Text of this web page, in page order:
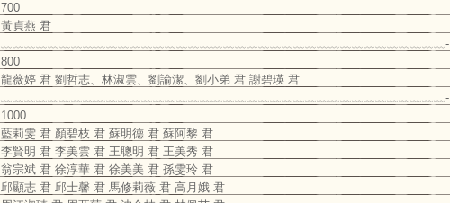
700
黃貞燕 君
﹏﹏﹏﹏﹏﹏﹏﹏﹏﹏﹏﹏﹏﹏﹏﹏﹏﹏﹏﹏﹏﹏﹏﹏﹏﹏﹏﹏﹏﹏﹏﹏﹏﹏﹏﹏﹏﹏-
800
龍薇婷 君 劉哲志、林淑雲、劉諭潔、劉小弟 君 謝碧瑛 君
﹏﹏﹏﹏﹏﹏﹏﹏﹏﹏﹏﹏﹏﹏﹏﹏﹏﹏﹏﹏﹏﹏﹏﹏﹏﹏﹏﹏﹏﹏﹏﹏﹏﹏﹏﹏﹏﹏-
1000
藍莉雯 君 顏碧枝 君 蘇明德 君 蘇阿黎 君
李賢明 君 李美雲 君 王聰明 君 王美秀 君
翁宗斌 君 徐淳華 君 徐美美 君 孫雯玲 君
邱顯志 君 邱士馨 君 馬修莉薇 君 高月娥 君